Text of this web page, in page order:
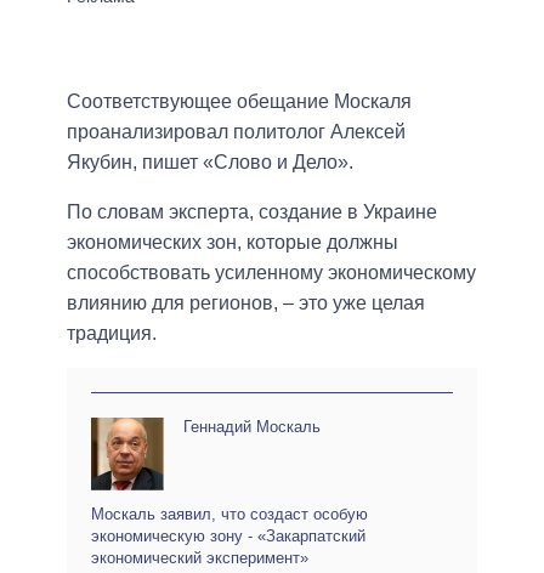
Соответствующее обещание Москаля
проанализировал политолог Алексей
Якубин, пишет «Слово и Дело».
По словам эксперта, создание в Украине
экономических зон, которые должны
способствовать усиленному экономическому
влиянию для регионов, – это уже целая
традиция.
Геннадий Москаль
Москаль заявил, что создаст особую
экономическую зону - «Закарпатский
экономический эксперимент»